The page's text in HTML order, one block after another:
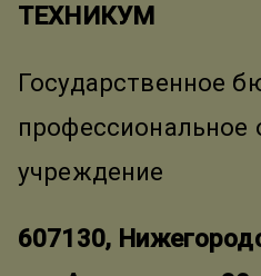
ТЕХНИКУМ
Государственное
профессиональное
учреждение
607130,